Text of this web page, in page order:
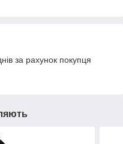
за рахунок покупця